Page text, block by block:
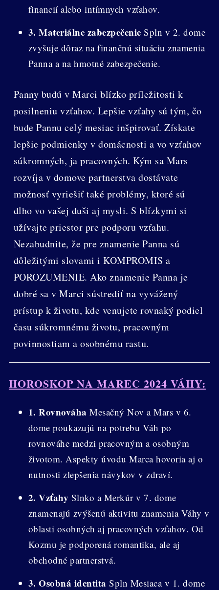
financií alebo intímnych vzťahov.
3. Materiálne zabezpečenieSpln v 2. dome
zvyšuje dôraz na finančnú situáciu znamenia
Panna a na hmotné zabezpečenie.
Panny budú v Marci blízko príležitosti k
posilneniu vzťahov. Lepšie vzťahy sú tým, čo
bude Pannu celý mesiac inšpirovať. Získate
lepšie podmienky v domácnosti a vo vzťahov
súkromných, ja pracovných. Kým sa Mars
rozvíja v domove partnerstva dostávate
možnosť vyriešiť také problémy, ktoré sú
dlho vo vašej duši aj mysli. S blízkymi si
užívajte priestor pre podporu vzťahu.
Nezabudnite, že pre znamenie Panna sú
dôležitými slovami i KOMPROMIS a
POROZUMENIE. Ako znamenie Panna je
dobré sa v Marci sústrediť na vyvážený
prístup k životu, kde venujete rovnaký podiel
času súkromnému životu, pracovným
povinnostiam a osobnému rastu.
HOROSKOP NA MAREC 2024 VÁHY:
1. RovnováhaMesačný Nov a Mars v 6.
dome poukazujú na potrebu Váh po
rovnováhe medzi pracovným a osobným
životom. Aspekty úvodu Marca hovoria aj o
nutnosti zlepšenia návykov v zdraví.
2. Vzťahy Slnko a Merkúr v 7. dome
znamenajú zvýšenú aktivitu znamenia Váhy v
oblasti osobných aj pracovných vzťahov. Od
Kozmu je podporená romantika, ale aj
obchodné partnerstvá.
3. Osobná identitaSpln Mesiaca v 1. dome